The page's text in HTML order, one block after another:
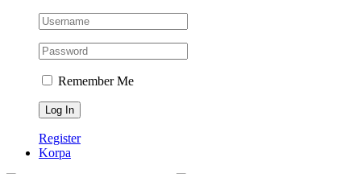
Remember Me
Register
Korpa